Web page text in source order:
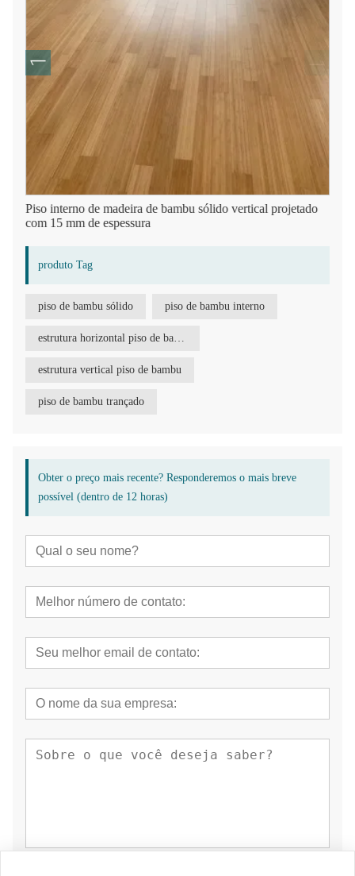
Piso interno de madeira de bambu sólido vertical projetado
com 15 mm de espessura
produto Tag
piso de bambu sólido piso de bambu interno
estrutura vertical piso de bambu
piso de bambu trançado
Obter o preço mais recente? Responderemos o mais breve
possível (dentro de 12 horas)